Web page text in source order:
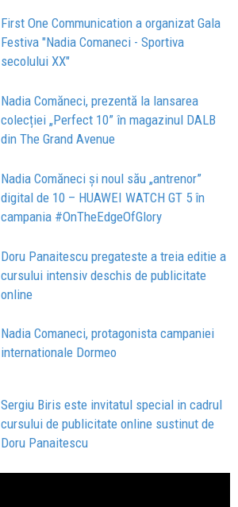
First One Communication a organizat Gala
Festiva "Nadia Comaneci - Sportiva
secolului XX"
Nadia Comăneci, prezentă la lansarea
colecției „Perfect 10” în magazinul DALB
din The Grand Avenue
Nadia Comăneci și noul său „antrenor”
digital de 10 – HUAWEI WATCH GT 5 în
campania #OnTheEdgeOfGlory
Doru Panaitescu pregateste a treia editie a
cursului intensiv deschis de publicitate
online
Nadia Comaneci, protagonista campaniei
internationale Dormeo
Sergiu Biris este invitatul special in cadrul
cursului de publicitate online sustinut de
Doru Panaitescu